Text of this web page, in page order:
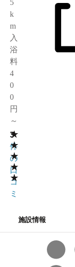
5
k
m
入
浴
料
4
0
0
円
～
★
★
★
★
★
3
3
件
の
口
コ
ミ
施設情報